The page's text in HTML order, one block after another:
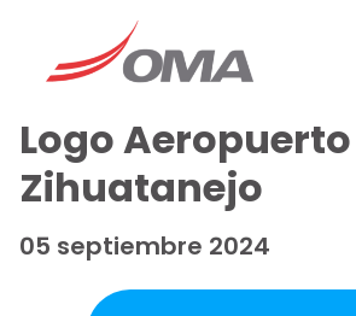
Logo
Zihuatanejo
05 septiembre 2024